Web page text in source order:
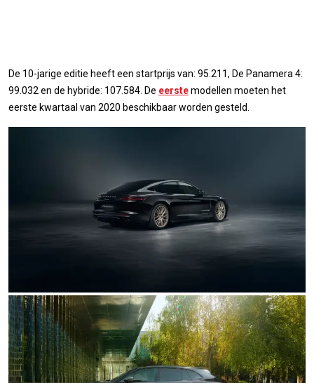
De 10-jarige editie heeft een startprijs van: 95.211, De Panamera 4:
99.032 en de hybride: 107.584. De eerstemodellen moeten het
eerste kwartaal van 2020 beschikbaar worden gesteld.